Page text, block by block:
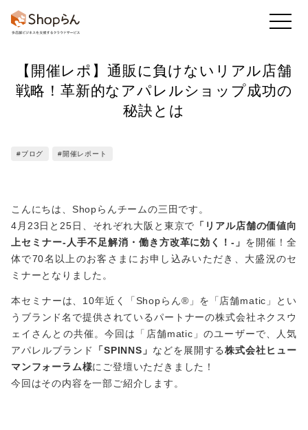
お知らせ 店舗のToDo 回答・アンケート
フレッシュマニュアル
他の機能も
見る
【開催レポ】通販に負けないリアル店舗
戦略！革新的なアパレルショップ成功の
秘訣とは
#ブログ #開催レポート
こんにちは、Shopらんチームの三田です。
4月23日と25日、それぞれ大阪と東京で 「リアル店舗の価値向
上セミナー-人手不足解消・働き方改革に効く！-」 を開催！全
体で70名以上のお客さまにお申し込みいただき、大盛況のセ
ミナーとなりました。
本セミナーは、10年近く「Shopらん®」を「店舗matic」とい
うブランド名で提供されているパートナーの株式会社ネクスウ
ェイさんとの共催。今回は「店舗matic」のユーザーで、人気
アパレルブランド
「SPINNS」 などを展開する株式会社ヒュー
マンフォーラム様にご登壇いただきました！
今回はその内容を一部ご紹介します。